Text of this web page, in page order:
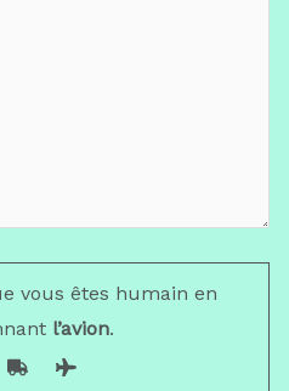
vous êtes humain en
l’avion.